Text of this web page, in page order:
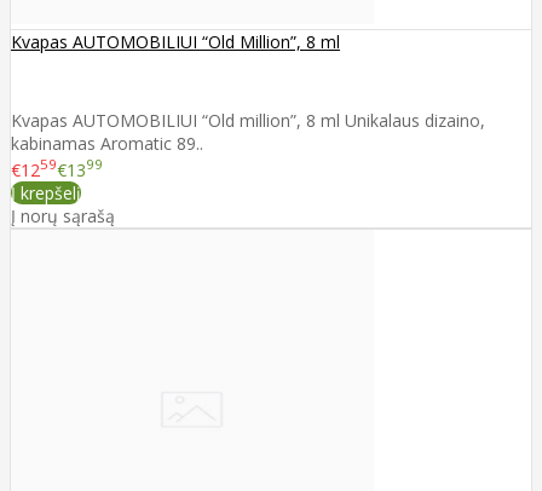
Kvapas AUTOMOBILIUI “Old Million”, 8 ml
Kvapas AUTOMOBILIUI “Old million”, 8 ml Unikalaus dizaino,
kabinamas Aromatic 89..
€1259€1399
Į krepšelį
Į norų sąrašą